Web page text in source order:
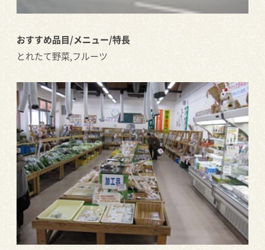
おすすめ品目/メニュー/特長
とれたて野菜,フルーツ